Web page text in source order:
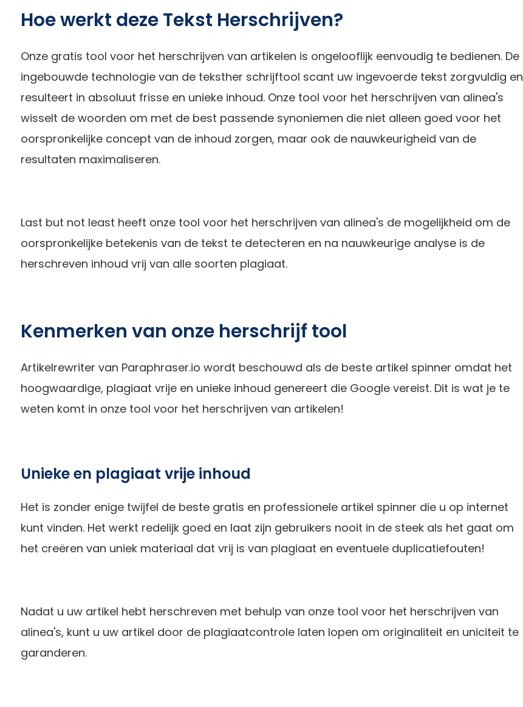
Hoe werkt deze Tekst Herschrijven?
Onze gratis tool voor het herschrijven van artikelen is ongelooflijk eenvoudig te bedienen. De
ingebouwde technologie van de teksther schrijftool scant uw ingevoerde tekst zorgvuldig en
resulteert in absoluut frisse en unieke inhoud. Onze tool voor het herschrijven van alinea's
wisselt de woorden om met de best passende synoniemen die niet alleen goed voor het
oorspronkelijke concept van de inhoud zorgen, maar ook de nauwkeurigheid van de
resultaten maximaliseren.
Last but not least heeft onze tool voor het herschrijven van alinea's de mogelijkheid om de
oorspronkelijke betekenis van de tekst te detecteren en na nauwkeurige analyse is de
herschreven inhoud vrij van alle soorten plagiaat.
Kenmerken van onze herschrijf tool
Artikelrewriter van Paraphraser.io wordt beschouwd als de beste artikel spinner omdat het
hoogwaardige, plagiaat vrije en unieke inhoud genereert die Google vereist. Dit is wat je te
weten komt in onze tool voor het herschrijven van artikelen!
Unieke en plagiaat vrije inhoud
Het is zonder enige twijfel de beste gratis en professionele artikel spinner die u op internet
kunt vinden. Het werkt redelijk goed en laat zijn gebruikers nooit in de steek als het gaat om
het creëren van uniek materiaal dat vrij is van plagiaat en eventuele duplicatiefouten!
Nadat u uw artikel hebt herschreven met behulp van onze tool voor het herschrijven van
alinea's, kunt u uw artikel door de plagiaatcontrole laten lopen om originaliteit en uniciteit te
garanderen.